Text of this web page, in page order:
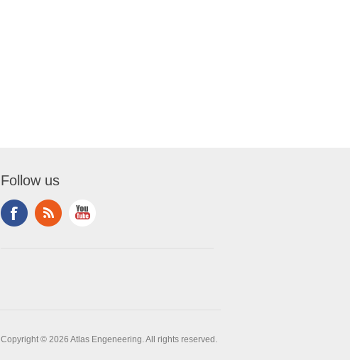
Follow us
Copyright © 2026 Atlas Engeneering. All rights reserved.